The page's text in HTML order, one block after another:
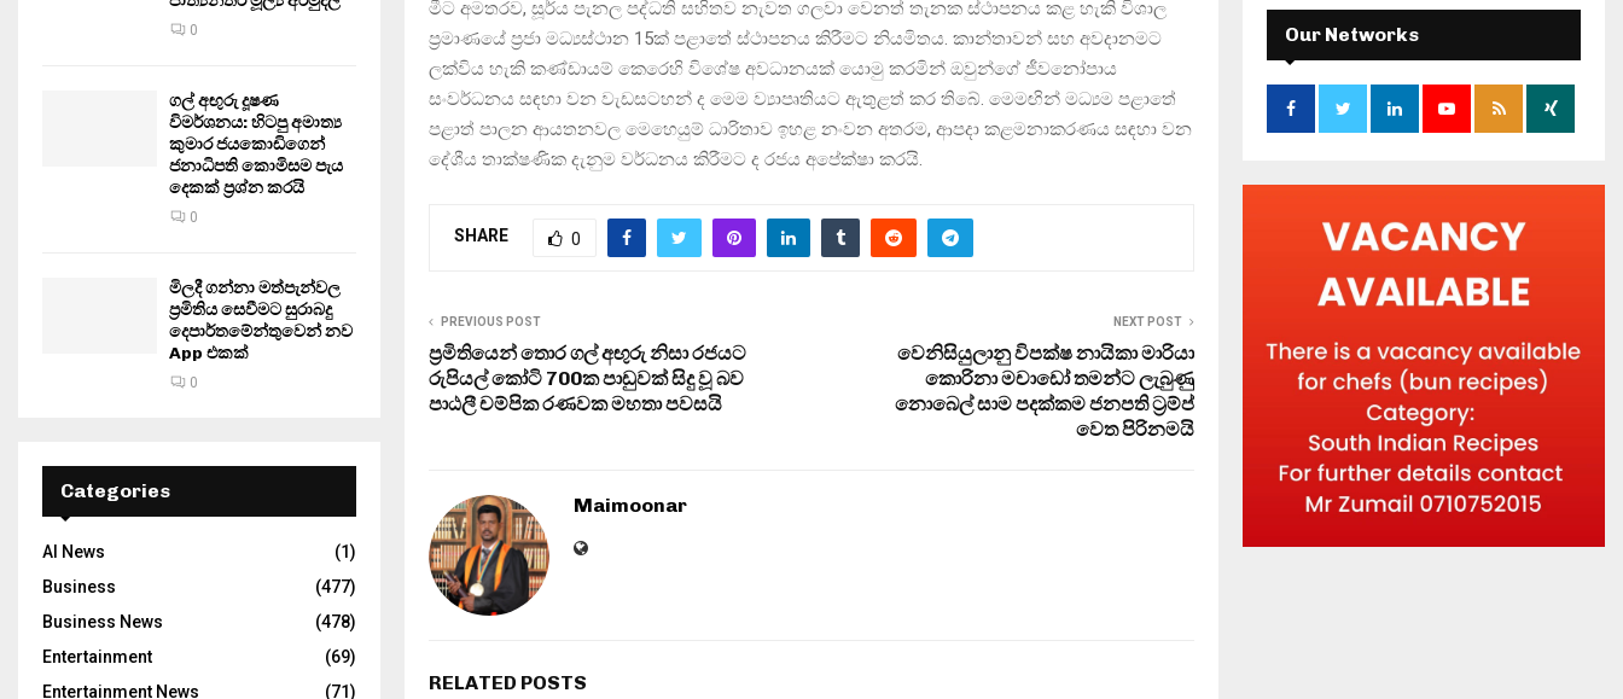
මීට අමතරව, සූර්ය පැනල පද්ධති සහිතව නැවත ගලවා වෙනත් තැනක ස්ථාපනය කළ හැකි විශාල
ප්‍රමාණයේ ප්‍රජා මධ්‍යස්ථාන 15ක් පළාතේ ස්ථාපනය කිරීමට නියමිතය. කාන්තාවන් සහ අවදානමට
ලක්විය හැකි කණ්ඩායම් කෙරෙහි විශේෂ අවධානයක් යොමු කරමින් ඔවුන්ගේ ජීවනෝපාය
සංවර්ධනය සඳහා වන වැඩසටහන් ද මෙම ව්‍යාපෘතියට ඇතුළත් කර තිබේ. මෙමඟින් මධ්‍යම පළාතේ
පළාත් පාලන ආයතනවල මෙහෙයුම් ධාරිතාව ඉහළ නංවන අතරම, ආපදා කළමනාකරණය සඳහා වන
දේශීය තාක්ෂණික දැනුම වර්ධනය කිරීමට ද රජය අපේක්ෂා කරයි.
SHARE 0
PREVIOUS POST
ප්‍රමිතියෙන් තොර ගල් අඟුරු නිසා රජයට
රුපියල් කෝටි 700ක පාඩුවක් සිදු වූ බව
පාඨලී චම්පික රණවක මහතා පවසයි
NEXT POST
වෙනිසියුලානු විපක්ෂ නායිකා මාරියා
කොරිනා මචාඩෝ තමන්ට ලැබුණු
නොබෙල් සාම පදක්කම ජනපති ට්‍රම්ප්
වෙත පිරිනමයි
Maimoonar
RELATED POSTS
0
ගල් අඟුරු දූෂණ
විමර්ශනය: හිටපු අමාත්‍ය
කුමාර ජයකොඩිගෙන්
ජනාධිපති කොමිසම පැය
දෙකක් ප්‍රශ්න කරයි
0
මිලදී ගන්නා මත්පැන්වල
ප්‍රමිතිය සෙවීමට සුරාබදු
දෙපාර්තමේන්තුවෙන් නව
App එකක්
0
Categories
AI News
(1)
Business
(477)
Business News
(478)
Entertainment
(69)
Entertainment News
(71)
Our Networks